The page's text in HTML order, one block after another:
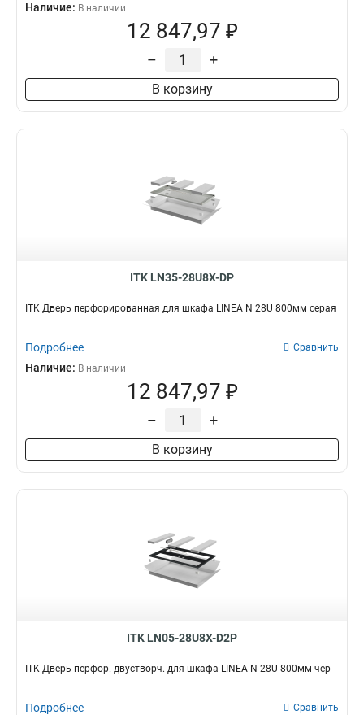
Наличие: В наличии
12 847,97 ₽
– +
В корзину
ITK LN35-28U8X-DP
ITK Дверь перфорированная для шкафа LINEA N 28U 800мм серая
Подробнее Сравнить
Наличие: В наличии
12 847,97 ₽
– +
В корзину
ITK LN05-28U8X-D2P
ITK Дверь перфор. двустворч. для шкафа LINEA N 28U 800мм чер
Подробнее Сравнить